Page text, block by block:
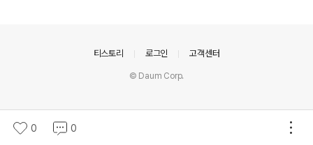
0 0
티스토리 로그인 고객센터
© Daum Corp.